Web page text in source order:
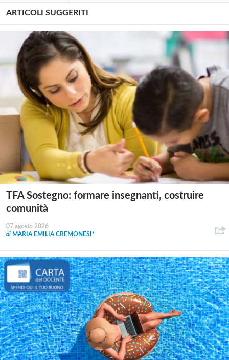
ARTICOLI SUGGERITI
TFA Sostegno: formare insegnanti, costruire
comunità
07 agosto 2026
di MARIA EMILIA CREMONESI*